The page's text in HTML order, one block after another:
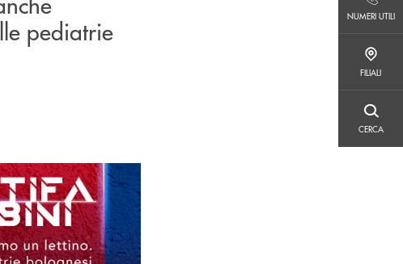
NUMERI UTILI
FILIALI
CERCA
pediatrie